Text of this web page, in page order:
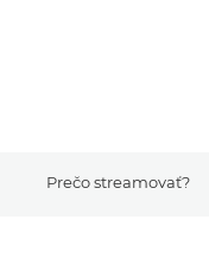
Prečo streamovať?